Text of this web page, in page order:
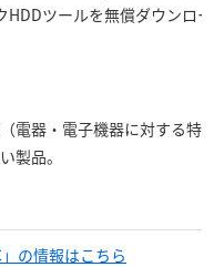
HDDツールを無償ダウンロー
電器・電子機器に対する特
製品。
」の情報はこちら